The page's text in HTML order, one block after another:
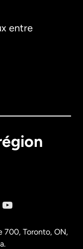
entre
700, Toronto, ON,